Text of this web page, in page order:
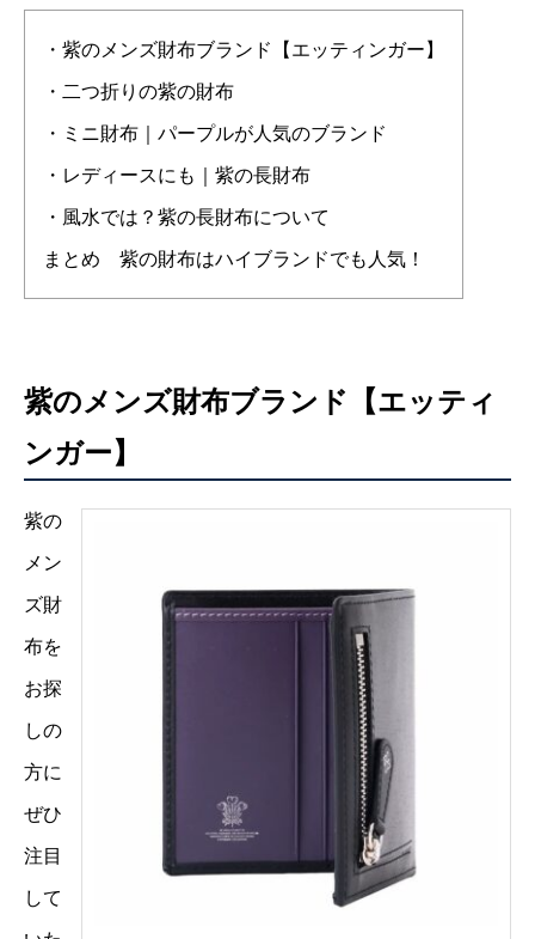
・紫のメンズ財布ブランド【エッティンガー】
・二つ折りの紫の財布
・ミニ財布｜パープルが人気のブランド
・レディースにも｜紫の長財布
・風水では？紫の長財布について
まとめ 紫の財布はハイブランドでも人気！
紫のメンズ財布ブランド【エッティ
ンガー】
紫の
メン
ズ財
布を
お探
しの
方に
ぜひ
注目
して